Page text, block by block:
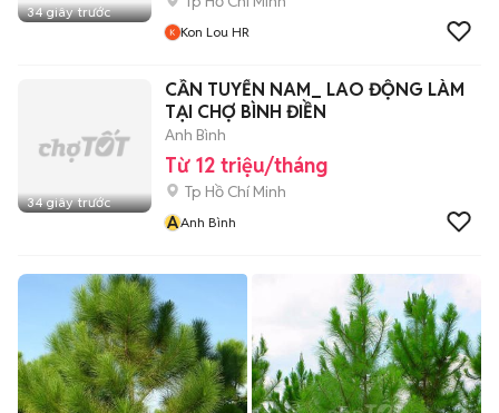
34 giây trước
Kon Lou HR
34 giây trước
CẦN TUYỂN NAM_ LAO ĐỘNG LÀM
TẠI CHỢ BÌNH ĐIỀN
Anh Bình
Từ 12 triệu/tháng
Tp Hồ Chí Minh
AAnh Bình